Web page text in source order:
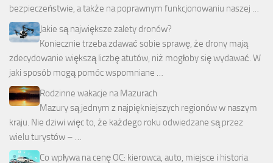
bezpieczeństwie, a także na poprawnym funkcjonowaniu naszej …
Jakie są największe zalety dronów?
Koniecznie trzeba zdawać sobie sprawę, że drony mają
zdecydowanie większą liczbę atutów, niż mogłoby się wydawać. W
jaki sposób mogą pomóc wspomniane …
Rodzinne wakacje na Mazurach
Mazury są jednym z najpiękniejszych regionów w naszym
kraju. Nie dziwi więc to, że każdego roku odwiedzane są przez
wielu turystów – …
Co wpływa na cenę OC: kierowca, auto, miejsce i historia